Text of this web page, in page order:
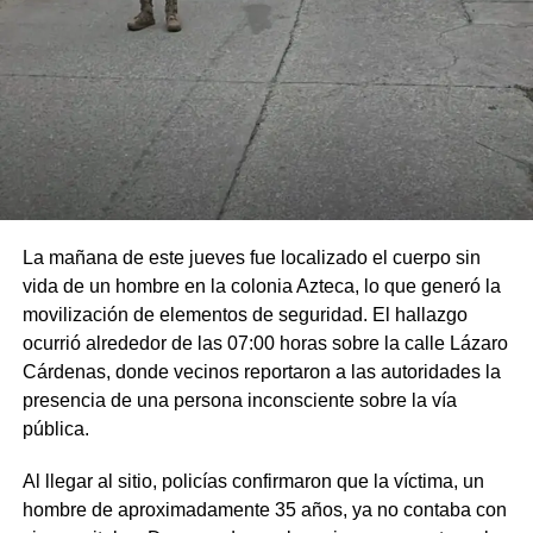
La mañana de este jueves fue localizado el cuerpo sin
vida de un hombre en la colonia Azteca, lo que generó la
movilización de elementos de seguridad. El hallazgo
ocurrió alrededor de las 07:00 horas sobre la calle Lázaro
Cárdenas, donde vecinos reportaron a las autoridades la
presencia de una persona inconsciente sobre la vía
pública.
Al llegar al sitio, policías confirmaron que la víctima, un
hombre de aproximadamente 35 años, ya no contaba con